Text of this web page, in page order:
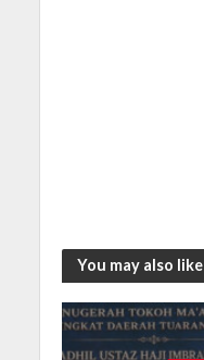
You may also like